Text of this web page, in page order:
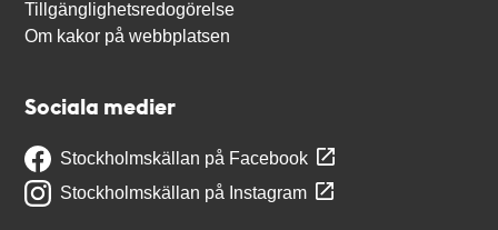
Tillgänglighetsredogörelse
Om kakor på webbplatsen
Sociala medier
Stockholmskällan på Facebook
Stockholmskällan på Instagram